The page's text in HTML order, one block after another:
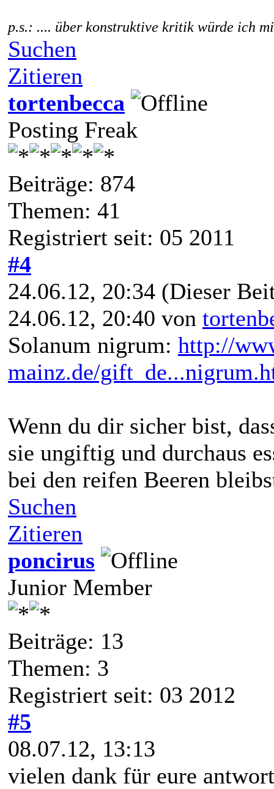
p.s.: .... über konstruktive kritik würde ich
Suchen
Zitieren
tortenbecca
Posting Freak
Beiträge: 874
Themen: 41
Registriert seit: 05 2011
#4
24.06.12, 20:34 (Dieser
24.06.12, 20:40 von
Solanum nigrum: http://
mainz.de/
Wenn du dir sicher bist,
sie ungiftig und durchaus
bei den reifen Beeren
Suchen
Zitieren
poncirus
Junior Member
Beiträge: 13
Themen: 3
Registriert seit: 03 2012
#5
08.07.12, 13:13
vielen dank für eure